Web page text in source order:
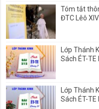
Tóm tắt
ĐTC Lêô
Lớp Thánh
Sách ÉT-
Lớp Thánh
Sách ÉT-